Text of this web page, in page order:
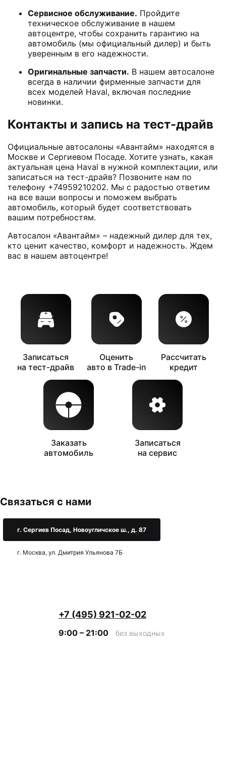
Сервисное обслуживание. Пройдите
техническое обслуживание в нашем
автоцентре, чтобы сохранить гарантию на
автомобиль (мы официальный дилер) и быть
уверенным в его надежности.
Оригинальные запчасти. В нашем автосалоне
всегда в наличии фирменные запчасти для
всех моделей Haval, включая последние
новинки.
Контакты и запись на тест-драйв
Официальные автосалоны «Авантайм» находятся в
Москве и Сергиевом Посаде. Хотите узнать, какая
актуальная цена Haval в нужной комплектации, или
записаться на тест-драйв? Позвоните нам по
телефону +74959210202. Мы с радостью ответим
на все ваши вопросы и поможем выбрать
автомобиль, который будет соответствовать
вашим потребностям.
Автосалон «Авантайм» – надежный дилер для тех,
кто ценит качество, комфорт и надежность. Ждем
вас в нашем автоцентре!
Записаться
на тест-драйв
Оценить
авто в Trade-in
Рассчитать
кредит
Заказать
автомобиль
Записаться
на сервис
Связаться с нами
г. Сергиев Посад, Новоугличское ш., д. 87
г. Москва, ул. Дмитрия Ульянова 7Б
+7 (495) 921-02-02
9:00 – 21:00 без выходных